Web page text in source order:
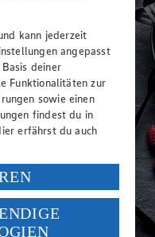
kann jederzeit
angepasst
deiner
Funktionalitäten zur
sowie einen
findest du in
erfährst du auch
Daten in den
willigst du im Sinne
ein, dass deine